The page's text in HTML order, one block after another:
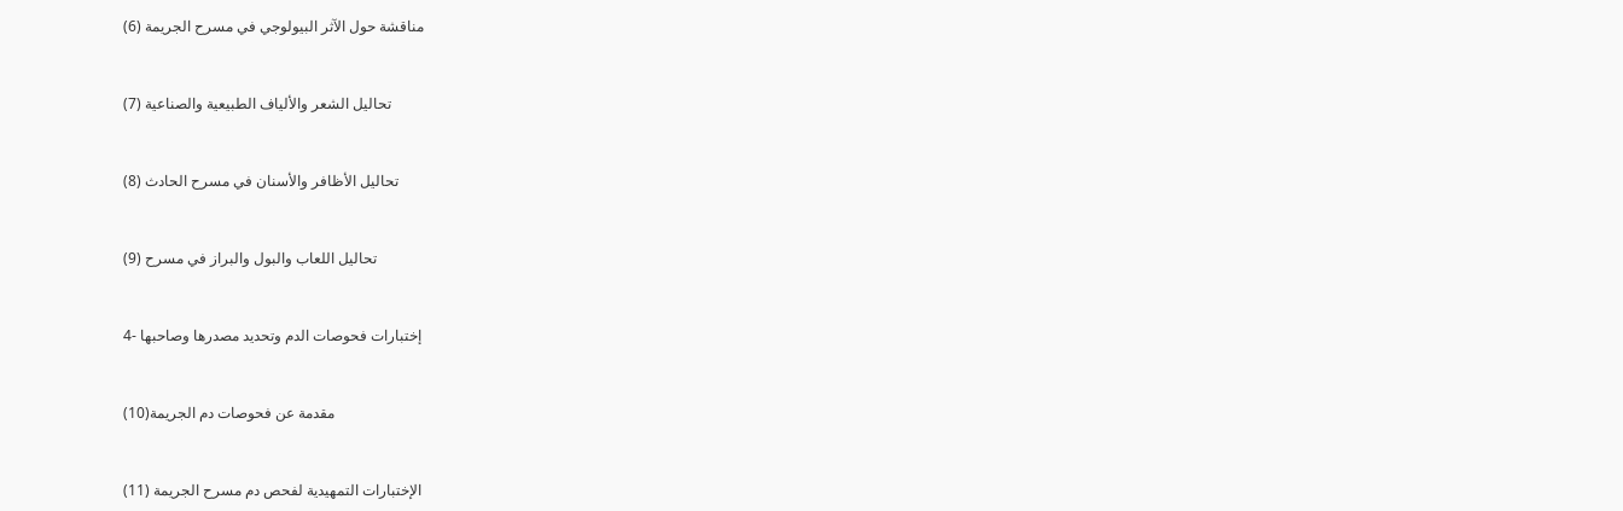
(6) مناقشة حول الآثر البيولوجي في مسرح الجريمة
(7) تحاليل الشعر والألياف الطبيعية والصناعية
(8) تحاليل الأظافر والأسنان في مسرح الحادث
(9) تحاليل اللعاب والبول والبراز في مسرح
4- إختبارات فحوصات الدم وتحديد مصدرها وصاحبها
(10)مقدمة عن فحوصات دم الجريمة
(11) الإختبارات التمهيدية لفحص دم مسرح الجريمة